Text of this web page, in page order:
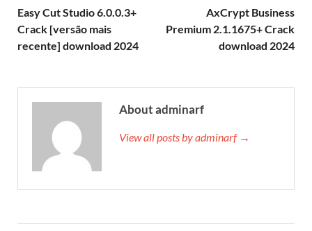
Easy Cut Studio 6.0.0.3+
Crack [versão mais
recente] download 2024
AxCrypt Business
Premium 2.1.1675+ Crack
download 2024
About adminarf
View all posts by adminarf →